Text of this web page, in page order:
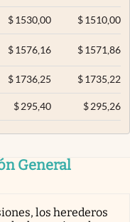
$ 1530,00 $1510,00
$ 1576,16 $1571,86
$ 1736,25 $1735,22
$295,40 $295,26
General
los herederos